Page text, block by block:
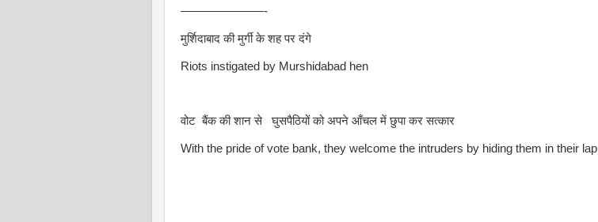
———————-
मुर्शिदाबाद की मुर्गी के शह पर दंगे
Riots instigated by Murshidabad hen
वोट बैंक की शान से घुसपैठियों को अपने आँचल में छुपा कर सत्कार
With the pride of vote bank, they welcome the intruders by hiding them in their lap